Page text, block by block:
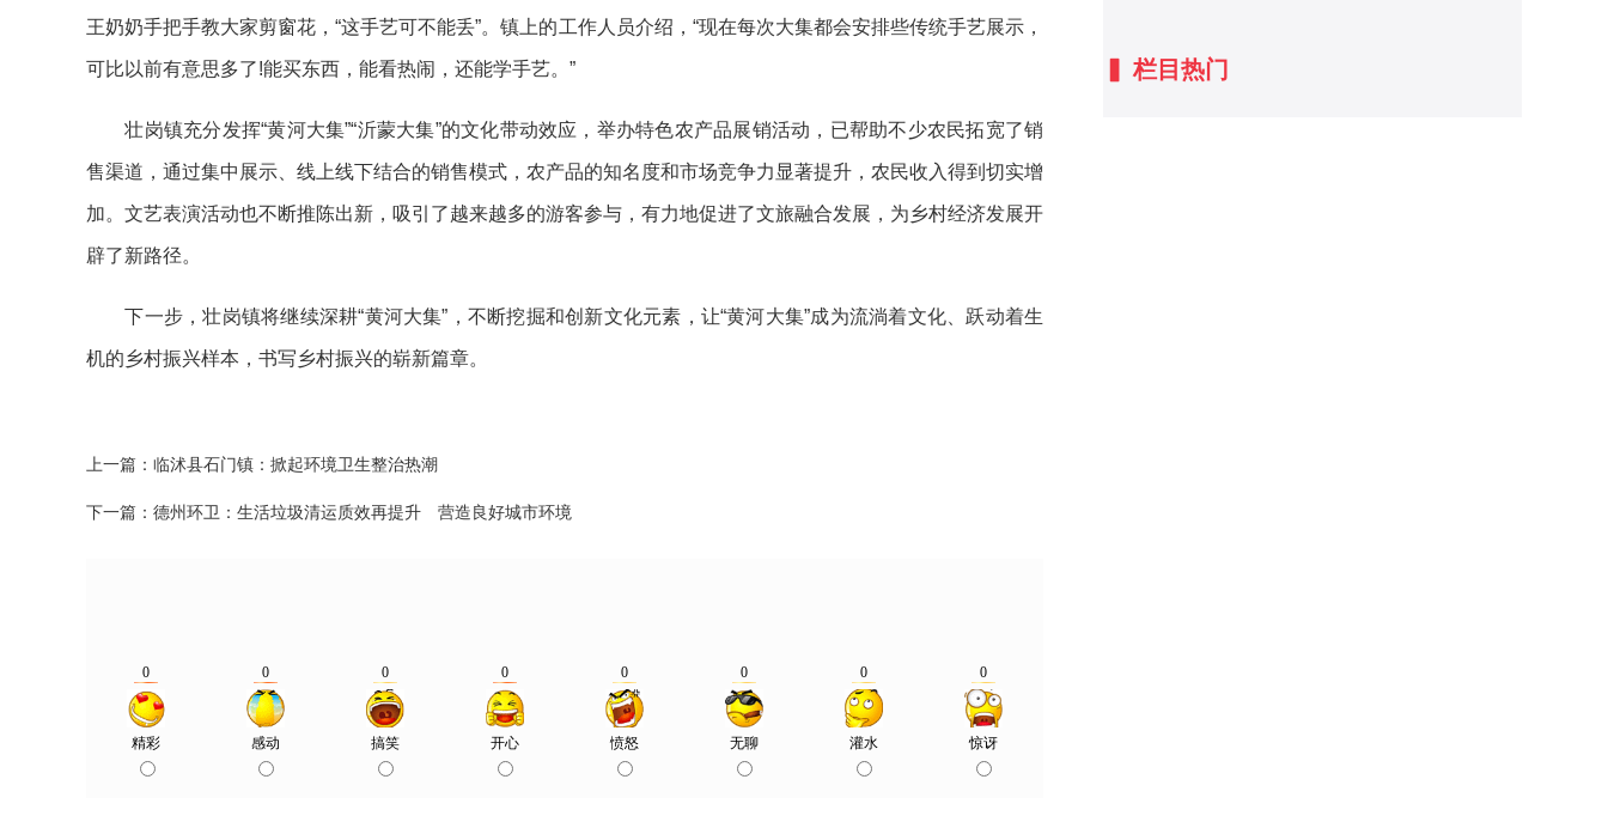
王奶奶手把手教大家剪窗花，“这手艺可不能丢”。镇上的工作人员介绍，“现在每次大集都会安排些传统手艺展示，
可比以前有意思多了!能买东西，能看热闹，还能学手艺。”
壮岗镇充分发挥“黄河大集”“沂蒙大集”的文化带动效应，举办特色农产品展销活动，已帮助不少农民拓宽了销
售渠道，通过集中展示、线上线下结合的销售模式，农产品的知名度和市场竞争力显著提升，农民收入得到切实增
加。文艺表演活动也不断推陈出新，吸引了越来越多的游客参与，有力地促进了文旅融合发展，为乡村经济发展开
辟了新路径。
下一步，壮岗镇将继续深耕“黄河大集”，不断挖掘和创新文化元素，让“黄河大集”成为流淌着文化、跃动着生
机的乡村振兴样本，书写乡村振兴的崭新篇章。
上一篇： 临沭县石门镇：掀起环境卫生整治热潮
下一篇： 德州环卫：生活垃圾清运质效再提升 营造良好城市环境
▍栏目热门